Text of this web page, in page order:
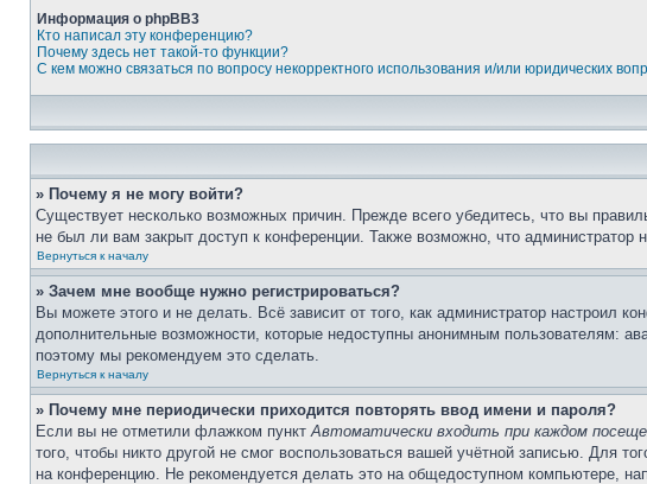
Информация о phpBB3
Кто написал эту конференцию?
Почему здесь нет такой-то функции?
С кем можно связаться по вопросу некорректного использования и/или юридических
» Почему я не могу войти?
Существует несколько возможных причин. Прежде всего убедитесь, что вы
не был ли вам закрыт доступ к конференции. Также возможно, что
Вернуться к началу
» Зачем мне вообще нужно регистрироваться?
Вы можете этого и не делать. Всё зависит от того, как администратор настроил
дополнительные возможности, которые недоступны анонимным пользователям:
поэтому мы рекомендуем это сделать.
Вернуться к началу
» Почему мне периодически приходится повторять ввод имени и пароля?
Если вы не отметили флажком пунктАвтоматически входить при каждом
того, чтобы никто другой не смог воспользоваться вашей учётной записью. Для
на конференцию. Не рекомендуется делать это на общедоступном компьютере,